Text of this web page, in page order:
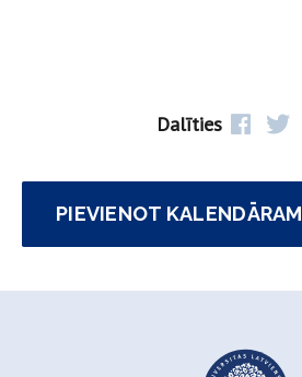
Dalīties
PIEVIENOT KALENDĀRAM